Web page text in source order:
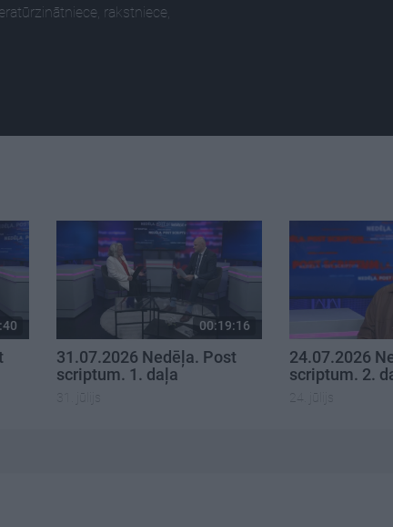
rakstniece,
00:19:16
31.07.2026 Nedēļa. Post
scriptum. 1. daļa
31. jūlijs
24.07.2026
scriptum. 2.
24. jūlijs